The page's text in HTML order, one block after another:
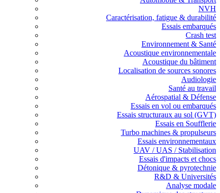
NVH
Caractérisation, fatigue & durabilité
Essais embarqués
Crash test
Environnement & Santé
Acoustique environnementale
Acoustique du bâtiment
Localisation de sources sonores
Audiologie
Santé au travail
Aérospatial & Défense
Essais en vol ou embarqués
Essais structuraux au sol (GVT)
Essais en Soufflerie
Turbo machines & propulseurs
Essais environnementaux
UAV / UAS / Stabilisation
Essais d'impacts et chocs
Détonique & pyrotechnie
R&D & Universités
Analyse modale